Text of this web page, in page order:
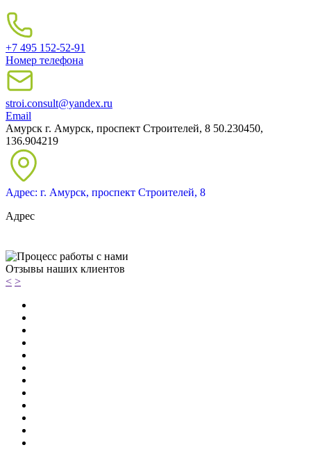
+7 495 152-52-91
Номер телефона
stroi.consult@yandex.ru
Email
Амурск г. Амурск, проспект Строителей, 8 50.230450,
136.904219
Адрес: г. Амурск, проспект Строителей, 8
Адрес
Отзывы наших клиентов
< >